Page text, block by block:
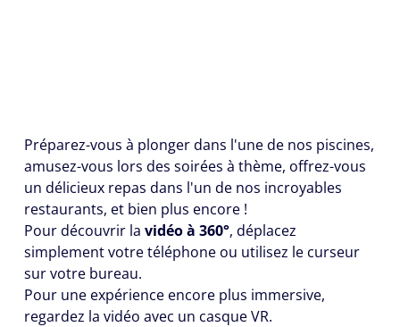
Préparez-vous à plonger dans l'une de nos piscines,
amusez-vous lors des soirées à thème, offrez-vous
un délicieux repas dans l'un de nos incroyables
restaurants, et bien plus encore !
Pour découvrir la vidéo à 360°, déplacez
simplement votre téléphone ou utilisez le curseur
sur votre bureau.
Pour une expérience encore plus immersive,
regardez la vidéo avec un casque VR.